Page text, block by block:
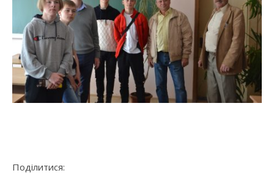
Поділитися: